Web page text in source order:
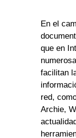
En el
que en
facilitan
red,
Archie,